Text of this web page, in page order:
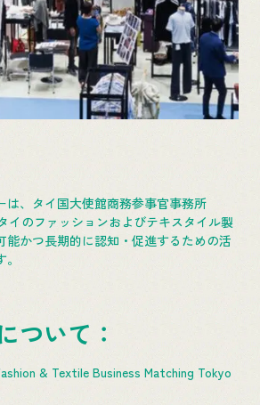
は、タイ国大使館商務参事官事務所
イのファッションおよびテキスタイル製
能かつ長期的に認知・促進するための活
ついて：
& Textile Business Matching Tokyo